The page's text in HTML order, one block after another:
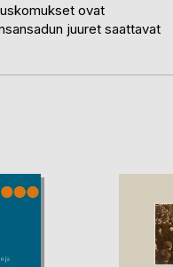
ovat
juuret saattavat